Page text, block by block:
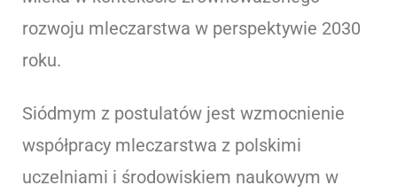
rozwoju mleczarstwa w perspektywie 2030
roku.
Siódmym z postulatów jest wzmocnienie
współpracy mleczarstwa z polskimi
uczelniami i środowiskiem naukowym w